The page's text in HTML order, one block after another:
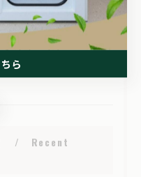
リー
ショニング
Recent
ら
ら